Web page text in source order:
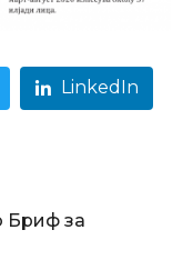
LinkedIn
Бриф за